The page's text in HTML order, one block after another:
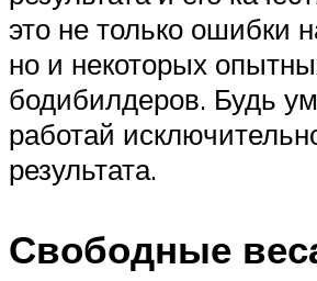
это не только ошибки
но и некоторых
бодибилдеров. Будь
работай
результата.
Свободные